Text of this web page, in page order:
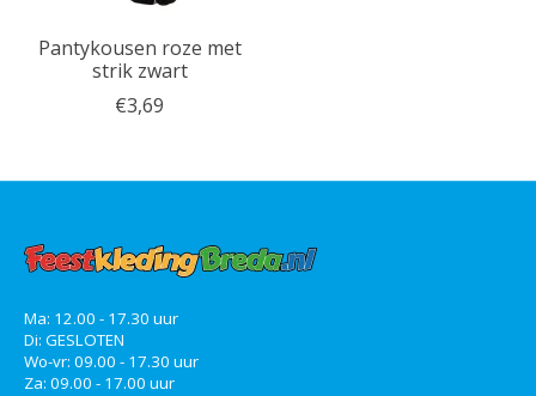
Pantykousen roze met
strik zwart
€3,69
Ma: 12.00 - 17.30 uur
Di: GESLOTEN
Wo-vr: 09.00 - 17.30 uur
Za: 09.00 - 17.00 uur